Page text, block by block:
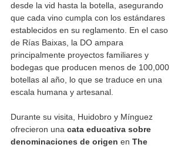
desde la vid hasta la botella, asegurando
que cada vino cumpla con los estándares
establecidos en su reglamento. En el caso
de Rías Baixas, la DO ampara
principalmente proyectos familiares y
bodegas que producen menos de 100,000
botellas al año, lo que se traduce en una
escala humana y artesanal.
Durante su visita, Huidobro y Mínguez
ofrecieron una cata educativa sobre
denominaciones de origen en The